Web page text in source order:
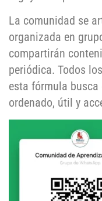
La comunidad se
organizada en
compartirán
periódica. Todos
esta fórmula
ordenado, útil y